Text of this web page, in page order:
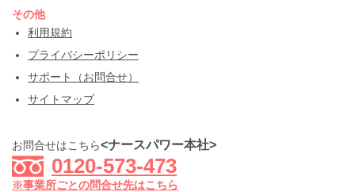
その他
利用規約
プライバシーポリシー
サポート（お問合せ）
サイトマップ
お問合せはこちら<ナースパワー本社>
0120-573-473
※事業所ごとの問合せ先はこちら